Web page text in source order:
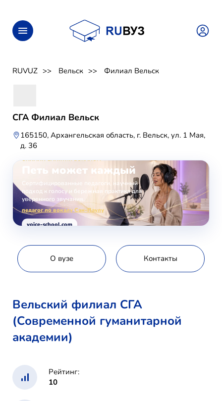
RUVUZ Вельск Филиал Вельск
СГА Филиал Вельск
165150, Архангельская область, г. Вельск, ул. 1 Мая,
д. 36
ОНЛАЙН-ЗАНЯТИЯ ВОКАЛОМ
Петь может каждый
Сертифицированные педагоги, научный
подход к голосу и бережная практика для
уверенного звучания.
педагог по вокалу Сан-Паулу
voice-school.com
О вузе Контакты
Вельский филиал СГА
(Современной гуманитарной
академии)
Рейтинг:
10